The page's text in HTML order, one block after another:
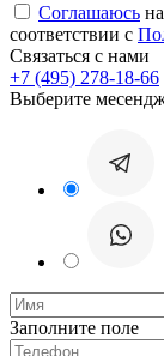
Соглашаюсь
соответствии с
Связаться с нами
+7 (495) 278-18-66
Выберите
Заполните поле